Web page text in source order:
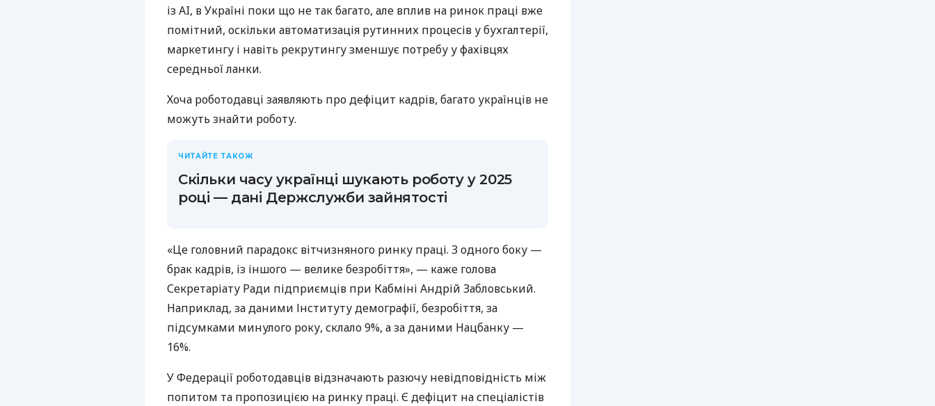
із AI, в Україні поки що не так багато, але вплив на ринок праці вже
помітний, оскільки автоматизація рутинних процесів у бухгалтерії,
маркетингу і навіть рекрутингу зменшує потребу у фахівцях
середньої ланки.
Хоча роботодавці заявляють про дефіцит кадрів, багато українців не
можуть знайти роботу.
ЧИТАЙТЕ ТАКОЖ
Скільки часу українці шукають роботу у 2025
році — дані Держслужби зайнятості
«Це головний парадокс вітчизняного ринку праці. З одного боку —
брак кадрів, із іншого — велике безробіття», — каже голова
Секретаріату Ради підприємців при Кабміні Андрій Забловський.
Наприклад, за даними Інституту демографії, безробіття, за
підсумками минулого року, склало 9%, а за даними Нацбанку —
16%.
У Федерації роботодавців відзначають разючу невідповідність між
попитом та пропозицією на ринку праці. Є дефіцит на спеціалістів